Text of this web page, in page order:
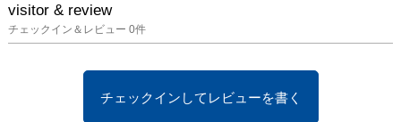
visitor & review
チェックイン＆レビュー 0件
チェックインしてレビューを書く